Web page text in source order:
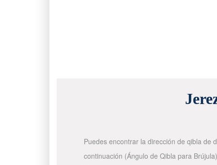
Puedes encontrar la dirección de qibla de
continuación (Ángulo de Qibla para